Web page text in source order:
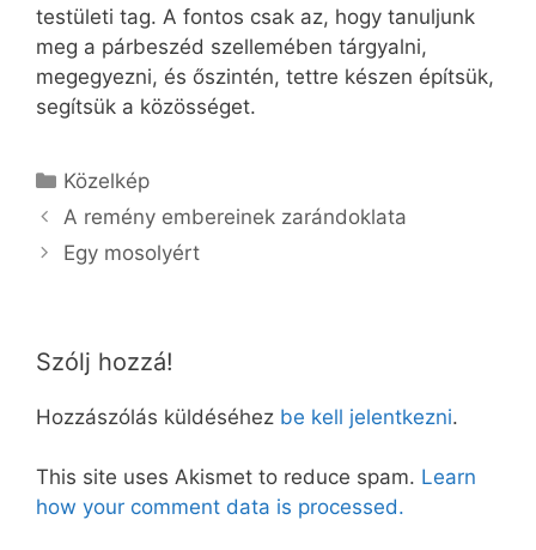
testületi tag. A fontos csak az, hogy tanuljunk
meg a párbeszéd szellemében tárgyalni,
megegyezni, és őszintén, tettre készen építsük,
segítsük a közösséget.
Kategória
Közelkép
A remény embereinek zarándoklata
Egy mosolyért
Szólj hozzá!
Hozzászólás küldéséhez be kell jelentkezni.
This site uses Akismet to reduce spam. Learn
how your comment data is processed.